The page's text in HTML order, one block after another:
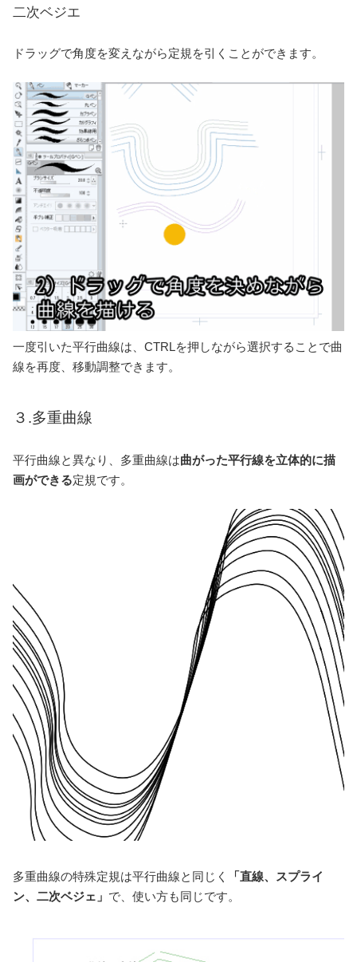
二次ベジエ
ドラッグで角度を変えながら定規を引くことができます。
一度引いた平行曲線は、CTRLを押しながら選択することで曲
線を再度、移動調整できます。
３.多重曲線
平行曲線と異なり、多重曲線は曲がった平行線を立体的に描
画ができる定規です。
多重曲線の特殊定規は平行曲線と同じく
「直線、スプライ
ン、二次ベジェ」 で、使い方も同じです。